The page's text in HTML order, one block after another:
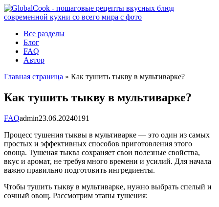
Перейти
к
Все разделы
Блог
FAQ
Автор
Главная страница » Как тушить тыкву в мультиварке?
Как тушить тыкву в мультиварке?
FAQadmin23.06.20240191
Процесс тушения тыквы в мультиварке — это один из самых
простых и эффективных способов приготовления этого
овоща. Тушеная тыква сохраняет свои полезные свойства,
вкус и аромат, не требуя много времени и усилий. Для начала
важно правильно подготовить ингредиенты.
Чтобы тушить тыкву в мультиварке, нужно выбрать спелый и
сочный овощ. Рассмотрим этапы тушения: